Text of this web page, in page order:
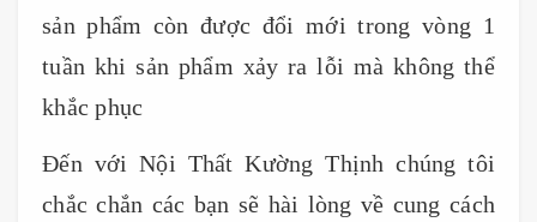
sản phẩm còn được đổi mới trong vòng 1
tuần khi sản phẩm xảy ra lỗi mà không thể
khắc phục
Đến với Nội Thất Kường Thịnh chúng tôi
chắc chắn các bạn sẽ hài lòng về cung cách